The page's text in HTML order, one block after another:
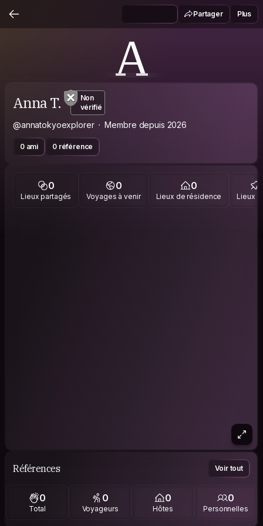
Partager Plus
A
Anna T.
Non
vérifié
@annatokyoexplorer Membre depuis 2026
0 ami 0 référence
0
Lieux partagés
0
Voyages à venir
0
Lieux de résidence Lieux
Références Voir tout
0
Total
0
Voyageurs
0
Hôtes
0
Personnelles